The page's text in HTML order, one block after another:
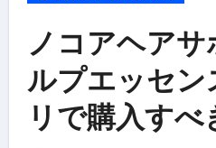
ノコアヘアサ
ルプエッセン
リで購入す